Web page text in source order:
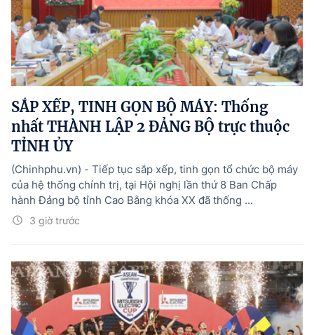
SẮP XẾP, TINH GỌN BỘ MÁY: Thống
nhất THÀNH LẬP 2 ĐẢNG BỘ trực thuộc
TỈNH ỦY
3 giờ trước
(Chinhphu.vn) - Tiếp tục sắp xếp, tinh gọn tổ chức bộ máy
của hệ thống chính trị, tại Hội nghị lần thứ 8 Ban Chấp
hành Đảng bộ tỉnh Cao Bằng khóa XX đã thống ...